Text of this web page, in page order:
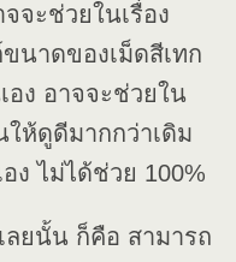
ะช่วยในเรื่อง
นาดของเม็ดสีเทก
ง อาจจะช่วยใน
ให้ดูดีมากกว่าเดิม
ง ไม่ได้ช่วย 100%
ลยนั้น ก็คือ สามารถ